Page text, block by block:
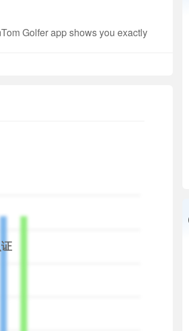
Golfer app shows you exactly
and Android version 4.4 or
with your TomTom device.
A3, A5, Note 3, Note 4, J5